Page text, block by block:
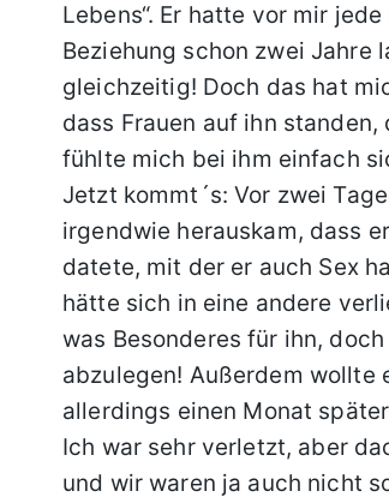
Lebens“. Er hatte vor mir
Beziehung schon zwei
gleichzeitig! Doch das hat
dass Frauen auf ihn
fühlte mich bei ihm einfach
Jetzt kommt´s: Vor zwei
irgendwie herauskam, dass
datete, mit der er auch Sex
hätte sich in eine andere
was Besonderes für ihn,
abzulegen! Außerdem wollte
allerdings einen Monat
Ich war sehr verletzt, aber
und wir waren ja auch nicht